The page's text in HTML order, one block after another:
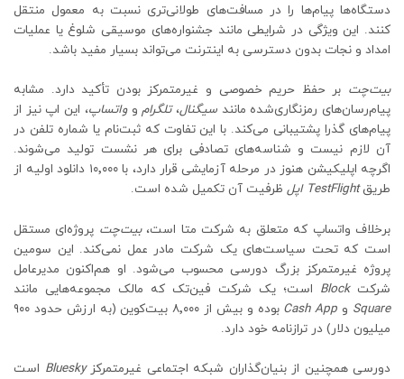
دستگاه‌ها پیام‌ها را در مسافت‌های طولانی‌تری نسبت به معمول منتقل
کنند. این ویژگی در شرایطی مانند جشنواره‌های موسیقی شلوغ یا عملیات
امداد و نجات بدون دسترسی به اینترنت می‌تواند بسیار مفید باشد.
بیت‌چت بر حفظ حریم خصوصی و غیرمتمرکز بودن تأکید دارد. مشابه
پیام‌رسان‌های رمزنگاری‌شده مانندسیگنال،تلگراموواتساپ، این اپ نیز از
پیام‌های گذرا پشتیبانی می‌کند. با این تفاوت که ثبت‌نام یا شماره تلفن در
آن لازم نیست و شناسه‌های تصادفی برای هر نشست تولید می‌شوند.
اگرچه اپلیکیشن هنوز در مرحله آزمایشی قرار دارد، با ۱۰٬۰۰۰ دانلود اولیه از
طریقTestFlight اپل ظرفیت آن تکمیل شده است.
برخلاف واتساپ که متعلق به شرکت متا است،بیت‌چت پروژه‌ای مستقل
است که تحت سیاست‌های یک شرکت مادر عمل نمی‌کند. این سومین
پروژه غیرمتمرکز بزرگ دورسی محسوب می‌شود. او هم‌اکنون مدیرعامل
شرکتBlock است؛ یک شرکت فین‌تک که مالک مجموعه‌هایی مانند
Square و Cash App
بوده و بیش از ۸٬۰۰۰ بیت‌کوین (به ارزش حدود ۹۰۰
میلیون دلار) در ترازنامه خود دارد.
دورسی همچنین از بنیان‌گذاران شبکه اجتماعی غیرمتمرکزBluesky است